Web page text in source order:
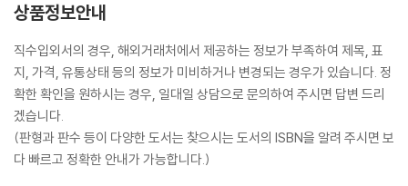
상품정보안내
직수입외서의 경우, 해외거래처에서 제공하는 정보가 부족하여 제목, 표
지, 가격, 유통상태 등의 정보가 미비하거나 변경되는 경우가 있습니다. 정
확한 확인을 원하시는 경우, 일대일 상담으로 문의하여 주시면 답변 드리
겠습니다.
(판형과 판수 등이 다양한 도서는 찾으시는 도서의 ISBN을 알려 주시면 보
다 빠르고 정확한 안내가 가능합니다.)